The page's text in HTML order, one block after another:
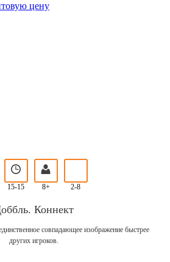
цену
15-15 8+ 2-8
Коннект
совпадающее изображение быстрее
других игроков.